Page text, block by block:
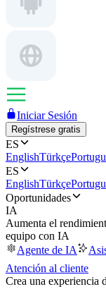
Iniciar Sesión
Regístrese gratis
ES
EnglishTürkçe
ES
EnglishTürkçe
Oportunidades
IA
Aumenta el
equipo con IA
Agente de IA
Atención al cliente
Crea una experiencia